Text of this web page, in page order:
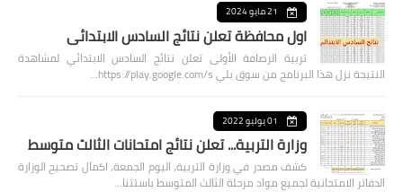
21 مايو 2024
اول محافظة تعلن نتائج السادس الابتدائي
تربية الرصافة الأولى تعلن نتائج السادس الابتدائي لمشاهدة
النتيجة نزل هذا البرنامج من سوق بلي https://play.google.com/s…
01 يوليو 2022
وزارة التربية... تعلن نتائج امتحانات الثالث متوسط
كشف مصدر في وزارة التربية، اليوم الجمعة، اكمال تصحيح الوزارة
الدفاتر الامتحانية لجميع مواد مرحلة الثالث المتوسط باستثنا…